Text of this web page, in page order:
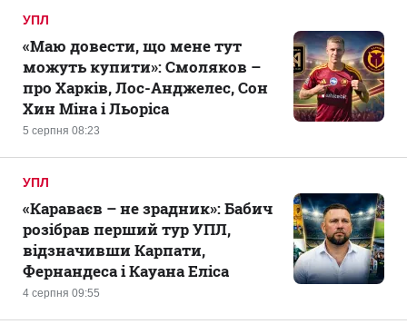
УПЛ
5 серпня 08:23
«Маю довести, що мене тут
можуть купити»: Смоляков –
про Харків, Лос-Анджелес, Сон
Хин Міна і Льоріса
УПЛ
4 серпня 09:55
«Караваєв – не зрадник»: Бабич
розібрав перший тур УПЛ,
відзначивши Карпати,
Фернандеса і Кауана Еліса